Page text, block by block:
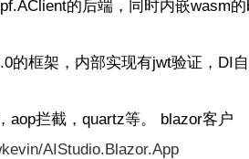
的后端，同时内嵌wasm
的框架，内部实现有jwt验证，DI
aop拦截，quartz等。 blazor客户
AIStudio.Blazor.App